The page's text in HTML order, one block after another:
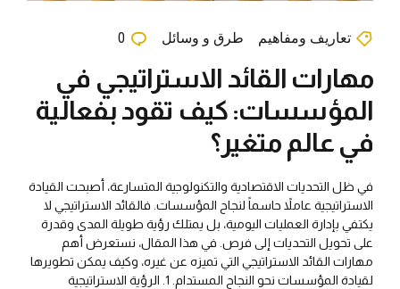
تعاريف ومفاهيم طرق و وسائل 0
مهارات القائد الاستراتيجي في
المؤسسات: كيف تقود بفعالية
في عالم متغير؟
في ظل التحديات الاقتصادية والتكنولوجية المتسارعة، أصبحت القيادة
الاستراتيجية عاملاً حاسماً لنجاح المؤسسات. فالقائد الاستراتيجي لا
يكتفي بإدارة العمليات اليومية، بل يمتلك رؤية طويلة المدى وقدرة
على تحويل التحديات إلى فرص. في هذا المقال، نستعرض أهم
مهارات القائد الاستراتيجي التي تميزه عن غيره، وكيف يمكن تطويرها
لقيادة المؤسسات نحو النجاح المستدام. 1. الرؤية الاستراتيجية